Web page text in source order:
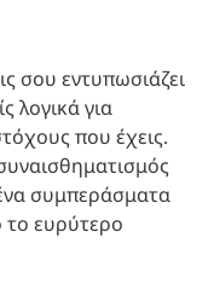
σου εντυπωσιάζει
λογικά για
που έχεις.
συμπεράσματα
ευρύτερο